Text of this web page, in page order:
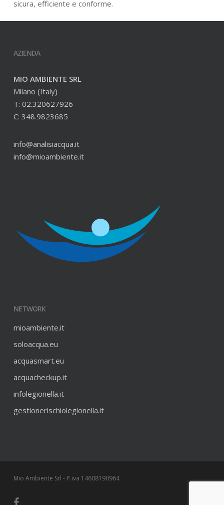
sicura, efficiente e conforme.
AZIENDA
MIO AMBIENTE SRL
Milano (Italy)
T: 02.320627926
C: 348.9823685
info@analisiacqua.it
info@mioambiente.it
NETWORK
mioambiente.it
soloacqua.eu
acquasmart.eu
acquacheckup.it
infolegionella.it
gestionerischiolegionella.it
Mio Ambiente Srl - P.iva 14608190964
facebook